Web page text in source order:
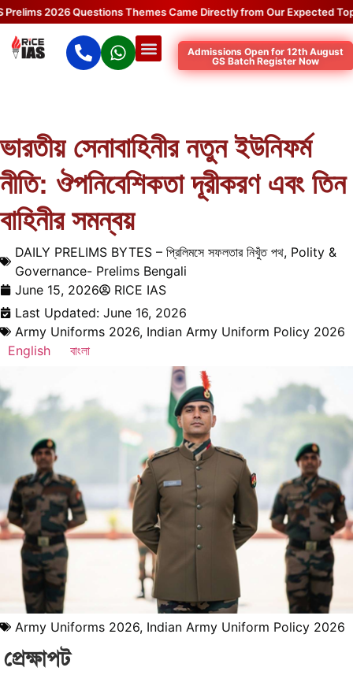
2026 Questions Themes Came Directly from Our Expected Topics.
Admissions Open for 12th August
GS Batch Register Now
ভারতীয় সেনাবাহিনীর নতুন ইউনিফর্ম
নীতি: ঔপনিবেশিকতা দূরীকরণ এবং তিন
বাহিনীর সমন্বয়
DAILY PRELIMS BYTES – প্রিলিমসে সফলতার নিখুঁত পথ, Polity &
Governance- Prelims Bengali
June 15, 2026
RICE IAS
Last Updated: June 16, 2026
Army Uniforms 2026, Indian Army Uniform Policy 2026
English
বাংলা
Army Uniforms 2026, Indian Army Uniform Policy 2026
প্রেক্ষাপট